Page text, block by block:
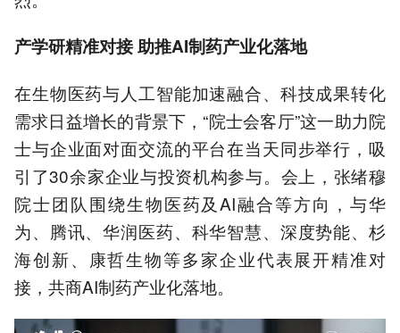
产学研精准对接 助推AI制药产业化落地
在生物医药与人工智能加速融合、科技成果转化
需求日益增长的背景下，“院士会客厅”这一助力院
士与企业面对面交流的平台在当天同步举行，吸
引了30余家企业与投资机构参与。会上，张绪穆
院士团队围绕生物医药及AI融合等方向，与华
为、腾讯、华润医药、科华智慧、深度势能、杉
海创新、康哲生物等多家企业代表展开精准对
接，共商AI制药产业化落地。